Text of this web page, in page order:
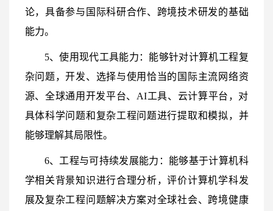
论，具备参与国际科研合作、跨境技术研发的基础
能力。
5、使用现代工具能力：能够针对计算机工程复
杂问题，开发、选择与使用恰当的国际主流网络资
源、全球通用开发平台、AI工具、云计算平台，对
具体科学问题和复杂工程问题进行提取和模拟，并
能够理解其局限性。
6、工程与可持续发展能力：能够基于计算机科
学相关背景知识进行合理分析，评价计算机学科发
展及复杂工程问题解决方案对全球社会、跨境健康